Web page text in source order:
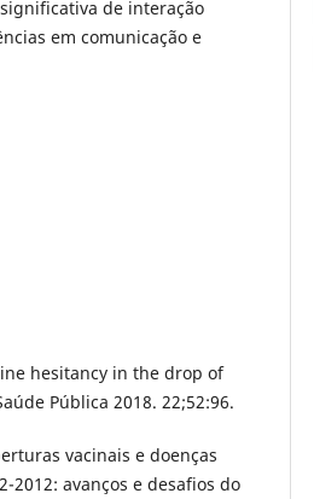
de interação
em comunicação e
hesitancy in the drop of
Pública 2018. 22;52:96.
vacinais e doenças
2012: avanços e desafios do